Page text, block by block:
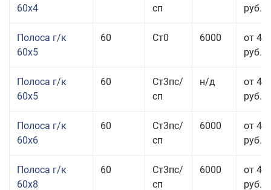
60x4
сп
руб.
Полоса г/к
60x5
60 Ст0 6000
от 42
руб.
Полоса г/к
60x5
60
Ст3пс/
сп
н/д
от 42
руб.
Полоса г/к
60x6
60
Ст3пс/
сп
6000
от 42
руб.
Полоса г/к
60x8
60
Ст3пс/
сп
6000
от 42
руб.